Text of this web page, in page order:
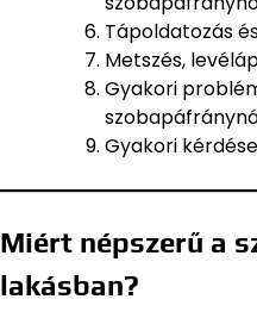
Tápoldatozás
Metszés,
Gyakori
Gyakori
Miért népszerű a
lakásban?